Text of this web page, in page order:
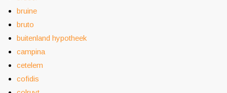
bruine
bruto
buitenland hypotheek
campina
cetelem
cofidis